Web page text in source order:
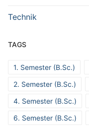
Technik
TAGS
1. Semester (B.Sc.)
2. Semester (B.Sc.)
4. Semester (B.Sc.)
6. Semester (B.Sc.)